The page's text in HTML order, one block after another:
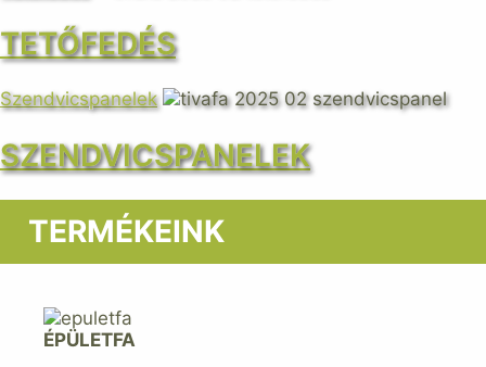
TETŐFEDÉS
Szendvicspanelek
SZENDVICSPANELEK
TERMÉKEINK
ÉPÜLETFA